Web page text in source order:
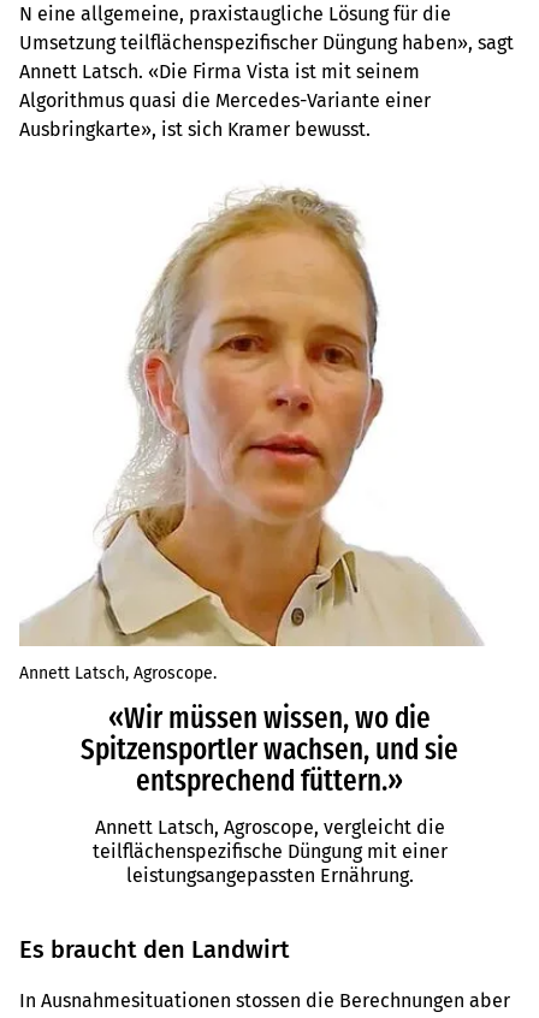
N eine allgemeine, praxistaugliche Lösung für die
Umsetzung teilflächenspezifischer Düngung haben», sagt
Annett Latsch. «Die Firma Vista ist mit seinem
Algorithmus quasi die Mercedes-Variante einer
Ausbringkarte», ist sich Kramer bewusst.
Annett Latsch, Agroscope.
«Wir müssen wissen, wo die
Spitzensportler wachsen, und sie
entsprechend füttern.»
Annett Latsch, Agroscope, vergleicht die
teilflächenspezifische Düngung mit einer
leistungsangepassten Ernährung.
Es braucht den Landwirt
In Ausnahmesituationen stossen die Berechnungen aber